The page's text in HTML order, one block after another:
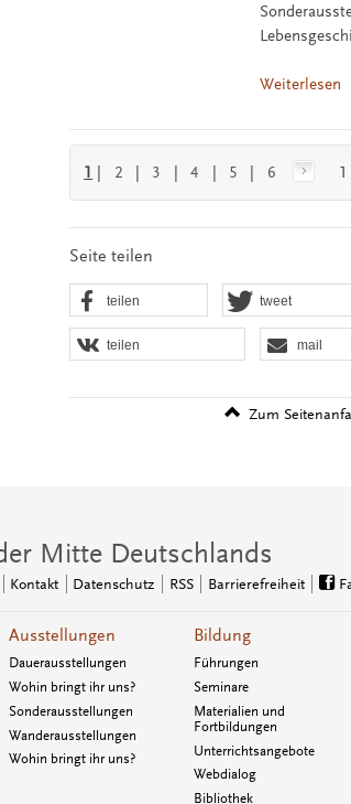
Weiterlesen
1 2 3 4 5 6
Seite teilen
teilen tweet
teilen mail
Zum
Mitte Deutschlands
Kontakt Datenschutz RSS Barrierefreiheit
Ausstellungen
Dauerausstellungen
Wohin bringt ihr uns?
Sonderausstellungen
Wanderausstellungen
Wohin bringt ihr uns?
Bildung
Führungen
Seminare
Materialien und
Fortbildungen
Unterrichtsangebote
Webdialog
Bibliothek